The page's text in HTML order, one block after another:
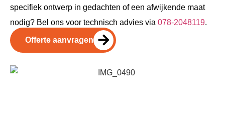
specifiek ontwerp in gedachten of een afwijkende maat
nodig? Bel ons voor technisch advies via 078-2048119.
Offerte aanvragen